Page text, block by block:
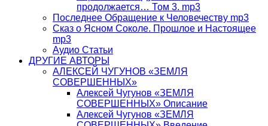
продолжается… Том 3. mp3
Последнее Обращение к Человечеству mp3
Сказ о Ясном Соколе. Прошлое и Настоящее
mp3
Аудио Статьи
ДРУГИЕ АВТОРЫ
АЛЕКСЕЙ ЧУГУНОВ «ЗЕМЛЯ
СОВЕРШЕННЫХ»
Алексей Чугунов «ЗЕМЛЯ
СОВЕРШЕННЫХ» Описание
Алексей Чугунов «ЗЕМЛЯ